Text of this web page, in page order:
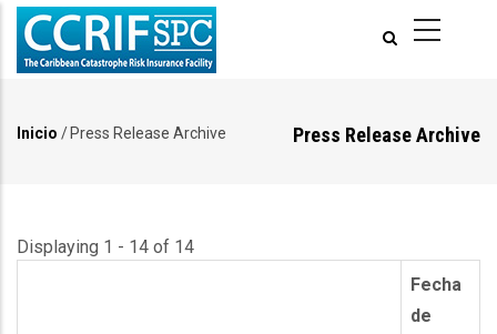
Pasar
contenido
Press Release Archive
navegación
Inicio / Press Release Archive
Displaying 1 - 14 of 14
Fecha
de